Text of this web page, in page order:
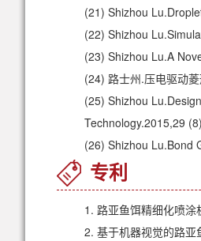
(21) Shizhou
(22) Shizhou
(23) Shizhou Lu.A
(24) 路士州.压电驱动
(25) Shizhou
Technology.2015,29
(26) Shizhou Lu.Bond
专利
1. 路亚鱼饵精细化喷涂
2. 基于机器视觉的路